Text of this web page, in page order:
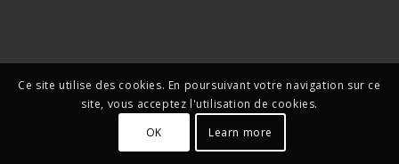
Ce site utilise des cookies. En poursuivant votre navigation sur ce
site, vous acceptez l'utilisation de cookies.
OK
Learn more